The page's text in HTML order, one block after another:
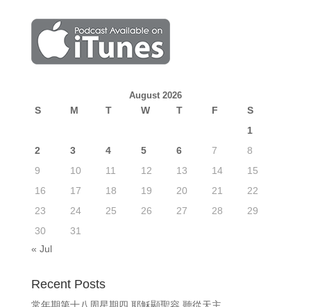
August 2026
S M T W T F
S
1
2
3 4 5 6 7
8
9
10 11 12 13 14
15
16
17 18 19 20 21
22
23
24 25 26 27 28
29
30
31
« Jul
Recent Posts